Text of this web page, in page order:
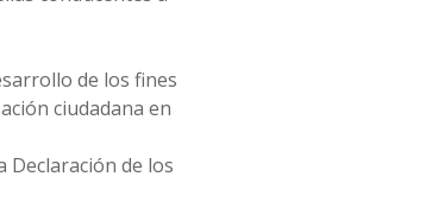
de los fines
ciudadana en
Declaración de los